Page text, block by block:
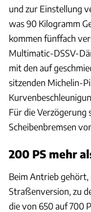
und zur Einstellung
was 90 Kilogramm
kommen fünffach
Multimatic-DSSV-
mit den auf
sitzenden Michelin-
Für die Verzögerung
Scheibenbremsen
200 PS mehr
Beim Antrieb gehört,
Straßenversion, zu
die von 650 auf 700